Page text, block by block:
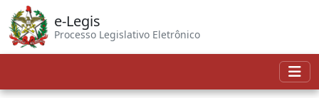
e-Legis
Processo Legislativo Eletrônico